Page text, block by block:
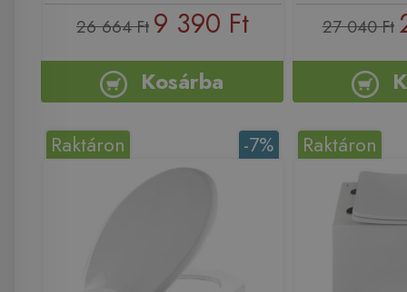
26 664 Ft 9 390 Ft
Kosárba
27 040 Ft
-7%
Raktáron Raktáron